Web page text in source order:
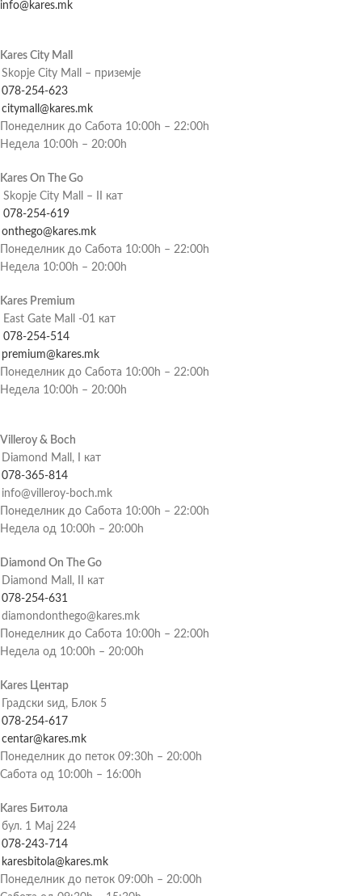
info@kares.mk
Kares City Mall
Skopje City Mall – приземје
078-254-623
citymall@kares.mk
Понеделник до Сабота 10:00h – 22:00h
Недела 10:00h – 20:00h
Kares On The Go
Skopje City Mall – II кат
078-254-619
onthego@kares.mk
Понеделник до Сабота 10:00h – 22:00h
Недела 10:00h – 20:00h
Kares Premium
East Gate Mall -01 кат
078-254-514
premium@kares.mk
Понеделник до Сабота 10:00h – 22:00h
Недела 10:00h – 20:00h
Villeroy & Boch
Diamond Mall, I кат
078-365-814
info@villeroy-boch.mk
Понеделник до Сабота 10:00h – 22:00h
Недела од 10:00h – 20:00h
Diamond On The Go
Diamond Mall, II кат
078-254-631
diamondonthego@kares.mk
Понеделник до Сабота 10:00h – 22:00h
Недела од 10:00h – 20:00h
Kares Центар
Градски ѕид, Блок 5
078-254-617
centar@kares.mk
Понеделник до петок 09:30h – 20:00h
Сабота од 10:00h – 16:00h
Kares Битола
бул. 1 Мај 224
078-243-714
karesbitola@kares.mk
Понеделник до петок 09:00h – 20:00h